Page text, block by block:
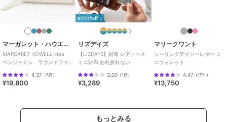
マーガレット・ハウエル アイデア
MARGARET HOWELL idea
ベンジャミン ラウンドファ
4.37 （8件）
¥19,800
¥200ｸｰﾎﾟﾝ
リズデイズ
【LIZDAYS】財布 レディース
ミニ財布 お札折れない
3.00 （1件）
¥3,289
マリークワント
シーリングデイジーレター ミ
ニウォレット
4.47 （17件）
¥13,750
もっとみる